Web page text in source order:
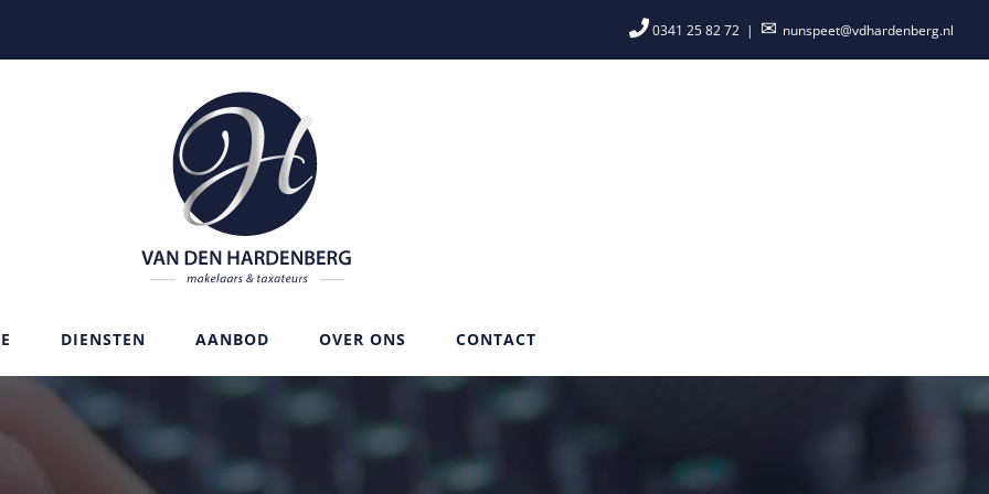
0341 25 82 72 | nunspeet@vdhardenberg.nl
DIENSTEN AANBOD OVER ONS CONTACT